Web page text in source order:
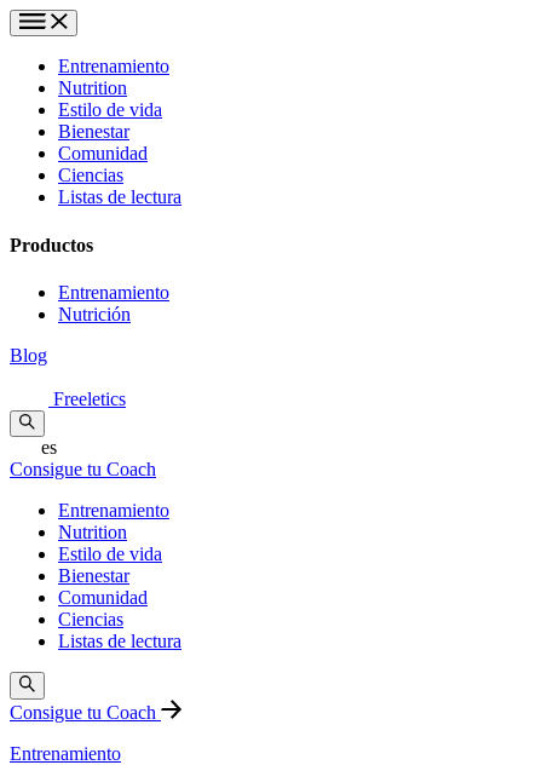
Entrenamiento
Nutrition
Estilo de vida
Bienestar
Comunidad
Ciencias
Listas de lectura
Productos
Entrenamiento
Nutrición
Blog
Freeletics
es
Consigue tu Coach
Entrenamiento
Nutrition
Estilo de vida
Bienestar
Comunidad
Ciencias
Listas de lectura
Consigue tu Coach
Entrenamiento